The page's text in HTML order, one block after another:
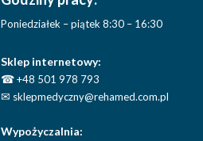
Poniedziałek – piątek 8:30 – 16:30
Sklep internetowy:
☎+48 501 978 793
✉ sklepmedyczny@rehamed.com.pl
Wypożyczalnia: